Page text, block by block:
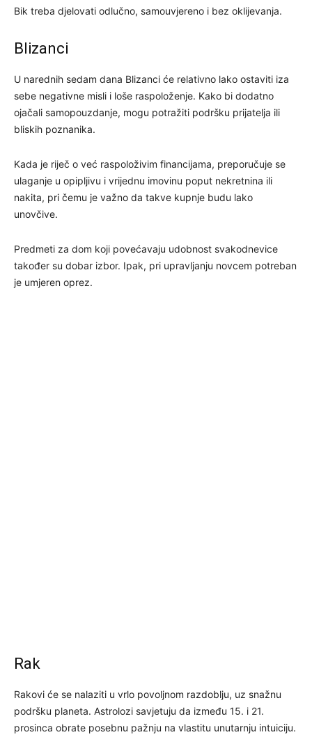
Bik treba djelovati odlučno, samouvjereno i bez oklijevanja.
Blizanci
U narednih sedam dana Blizanci će relativno lako ostaviti iza
sebe negativne misli i loše raspoloženje. Kako bi dodatno
ojačali samopouzdanje, mogu potražiti podršku prijatelja ili
bliskih poznanika.
Kada je riječ o već raspoloživim financijama, preporučuje se
ulaganje u opipljivu i vrijednu imovinu poput nekretnina ili
nakita, pri čemu je važno da takve kupnje budu lako
unovčive.
Predmeti za dom koji povećavaju udobnost svakodnevice
također su dobar izbor. Ipak, pri upravljanju novcem potreban
je umjeren oprez.
Rak
Rakovi će se nalaziti u vrlo povoljnom razdoblju, uz snažnu
podršku planeta. Astrolozi savjetuju da između 15. i 21.
prosinca obrate posebnu pažnju na vlastitu unutarnju intuiciju.